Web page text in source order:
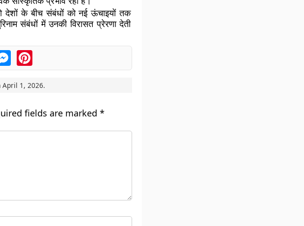
देशों के बीच संबंधों को नई ऊंचाइयों तक
संबंधों में उनकी विरासत प्रेरणा देती
MessengerPinterest
April 1, 2026.
fields are marked *